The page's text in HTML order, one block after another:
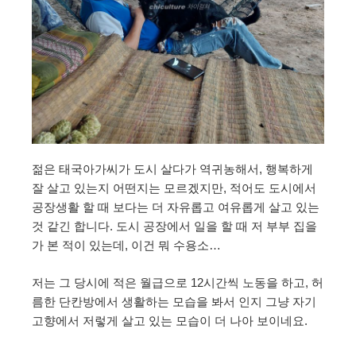
젊은 태국아가씨가 도시 살다가 역귀농해서, 행복하게
잘 살고 있는지 어떤지는 모르겠지만, 적어도 도시에서
공장생활 할 때 보다는 더 자유롭고 여유롭게 살고 있는
것 같긴 합니다. 도시 공장에서 일을 할 때 저 부부 집을
가 본 적이 있는데, 이건 뭐 수용소…
저는 그 당시에 적은 월급으로 12시간씩 노동을 하고, 허
름한 단칸방에서 생활하는 모습을 봐서 인지 그냥 자기
고향에서 저렇게 살고 있는 모습이 더 나아 보이네요.